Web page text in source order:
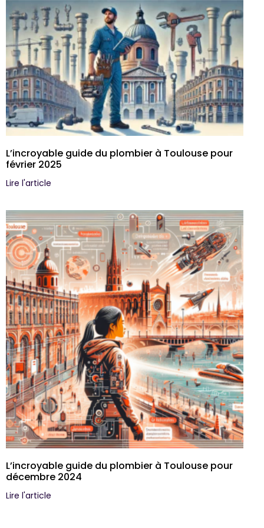
L’incroyable guide du plombier à Toulouse pour
février 2025
Lire l'article
L’incroyable guide du plombier à Toulouse pour
décembre 2024
Lire l'article